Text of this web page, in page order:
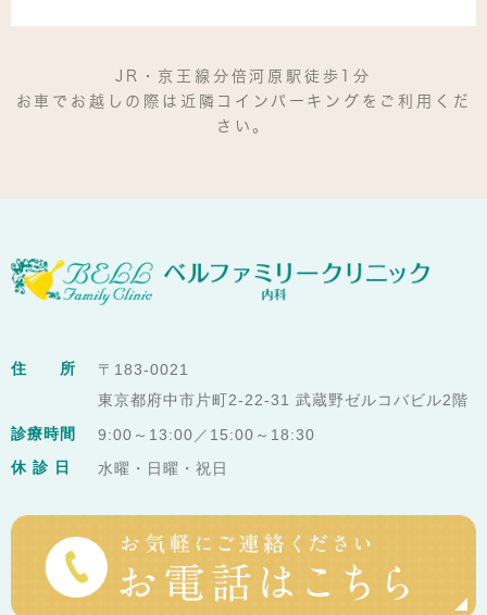
JR・京王線分倍河原駅徒歩1分
お車でお越しの際は近隣コインパーキングをご利用くだ
さい。
住 所
〒183-0021
東京都府中市片町2-22-31 武蔵野ゼルコバビル2階
診療時間
9:00～13:00／15:00～18:30
休 診 日
水曜・日曜・祝日